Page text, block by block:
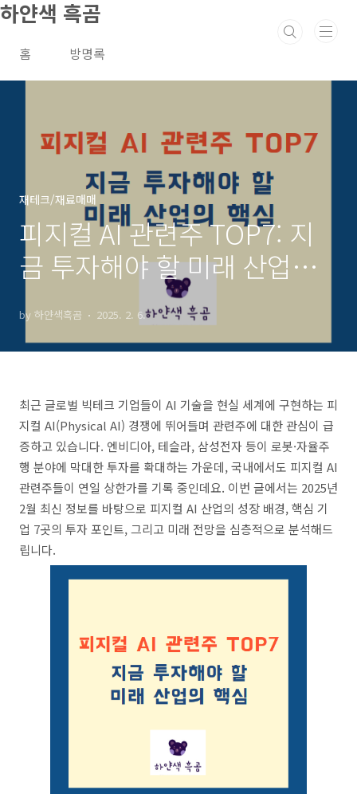
본문 바로가기
하얀색 흑곰
홈 방명록
재테크/재료매매
피지컬 AI 관련주 TOP7: 지
금 투자해야 할 미래 산업의
by 하얀색흑곰 2025. 2. 6.
최근 글로벌 빅테크 기업들이 AI 기술을 현실 세계에 구현하는 피
지컬 AI(Physical AI) 경쟁에 뛰어들며 관련주에 대한 관심이 급
증하고 있습니다. 엔비디아, 테슬라, 삼성전자 등이 로봇·자율주
행 분야에 막대한 투자를 확대하는 가운데, 국내에서도 피지컬 AI
관련주들이 연일 상한가를 기록 중인데요. 이번 글에서는 2025년
2월 최신 정보를 바탕으로 피지컬 AI 산업의 성장 배경, 핵심 기
업 7곳의 투자 포인트, 그리고 미래 전망을 심층적으로 분석해드
립니다.